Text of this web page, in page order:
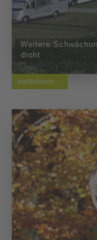
Weitere
droht
weiterlesen ...